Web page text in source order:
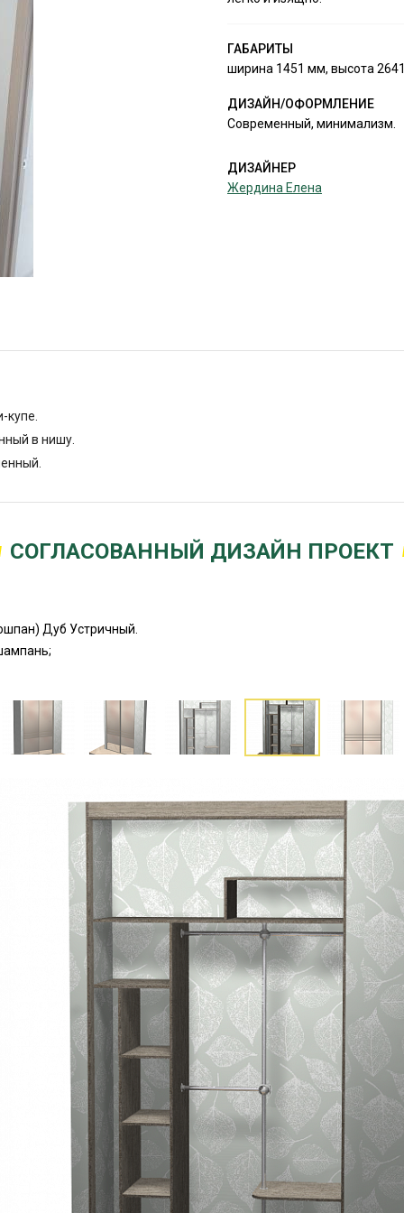
ГАБАРИТЫ
ширина 1451 мм, высота
ДИЗАЙН/ОФОРМЛЕНИЕ
Современный, минимализм.
ДИЗАЙНЕР
Жердина Елена
купе.
в нишу.
СОГЛАСОВАННЫЙ ДИЗАЙН ПРОЕКТ
Дуб Устричный.